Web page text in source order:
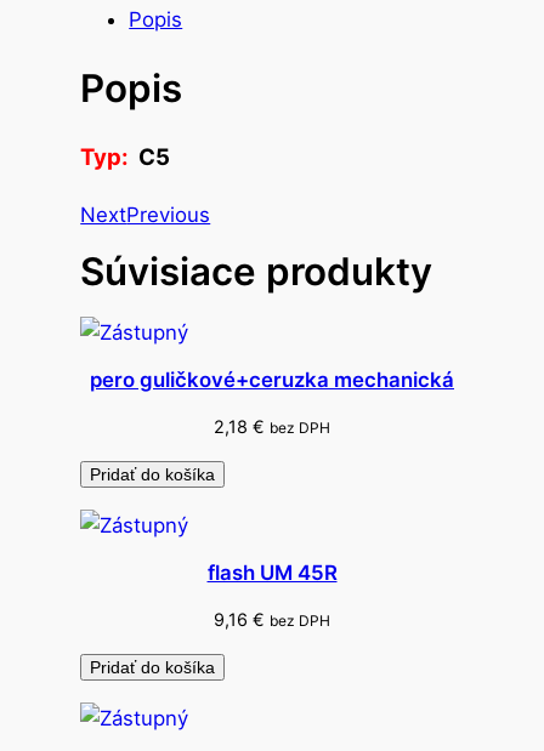
t
o
p
š
v
o
á
k
a
d
e
n
Popis
Popis
Typ: C5
NextPrevious
Súvisiace produkty
pero guličkové+ceruzka mechanická
2,18 € bez DPH
Pridať do košíka
flash UM 45R
9,16 € bez DPH
Pridať do košíka